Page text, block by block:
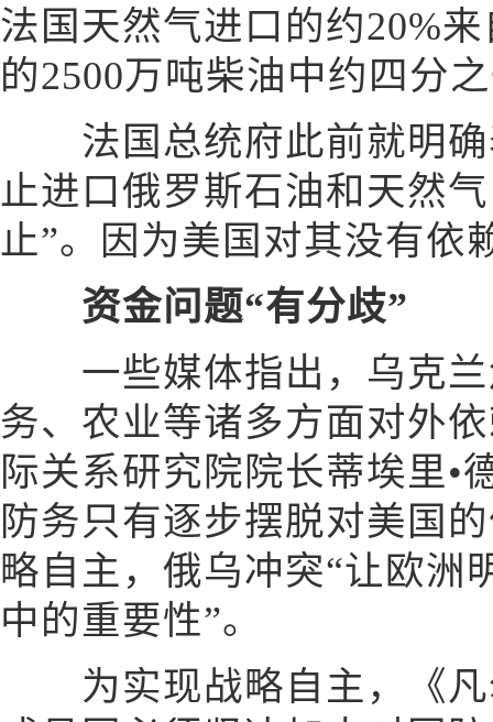
法国天然气进口的约20%
的2500万吨柴油中约四分
法国总统府此前就明确
止进口俄罗斯石油和天然
止”。因为美国对其没有依
资金问题“有分歧”
一些媒体指出，乌克兰
务、农业等诸多方面对外
际关系研究院院长蒂埃里•
防务只有逐步摆脱对美国
略自主，俄乌冲突“让欧洲
中的重要性”。
为实现战略自主，《凡